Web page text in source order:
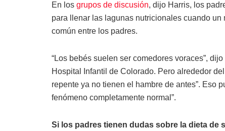
En los grupos de discusión, dijo Harris, los
para llenar las lagunas nutricionales cuando
común entre los padres.
“Los bebés suelen ser comedores voraces”, dijo
Hospital Infantil de Colorado. Pero alrededor
repente ya no tienen el hambre de antes”. Eso
fenómeno completamente normal”.
Si los padres tienen dudas sobre la dieta de